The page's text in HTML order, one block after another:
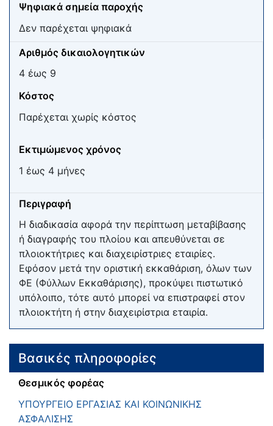
Ψηφιακά σημεία παροχής
Δεν παρέχεται ψηφιακά
Αριθμός δικαιολογητικών
4 έως 9
Κόστος
Παρέχεται χωρίς κόστος
Εκτιμώμενος χρόνος
1 έως 4 μήνες
Περιγραφή
Η διαδικασία αφορά την περίπτωση μεταβίβασης
ή διαγραφής του πλοίου και απευθύνεται σε
πλοιοκτήτριες και διαχειρίστριες εταιρίες.
Εφόσον μετά την οριστική εκκαθάριση, όλων των
ΦΕ (Φύλλων Εκκαθάρισης), προκύψει πιστωτικό
υπόλοιπο, τότε αυτό μπορεί να επιστραφεί στον
πλοιοκτήτη ή στην διαχειρίστρια εταιρία.
Βασικές πληροφορίες
Θεσμικός φορέας
ΥΠΟΥΡΓΕΙΟ ΕΡΓΑΣΙΑΣ ΚΑΙ ΚΟΙΝΩΝΙΚΗΣ
ΑΣΦΑΛΙΣΗΣ